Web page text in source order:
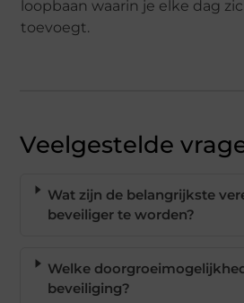
loopbaan waarin je elke dag
toevoegt.
Veelgestelde
Wat zijn de belangrijkste
beveiliger te worden?
Welke
beveiliging?